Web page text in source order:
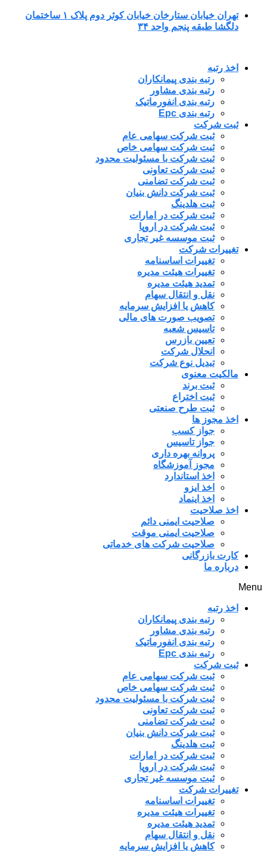
پرش
تهران خیابان ستارخان خیابان کوثر دوم پلاک ۱ ساختمان
دلگشا طبقه پنجم واحد ۳۴
اخذ رتبه
رتبه بندی پیمانکاران
رتبه بندی مشاور
رتبه بندی انفورماتیک
رتبه بندی Epc
ثبت شرکت
ثبت شرکت سهامی عام
ثبت شرکت سهامی خاص
ثبت شرکت با مسئولیت محدود
ثبت شرکت تعاونی
ثبت شرکت تضامنی
ثبت شرکت دانش بنیان
ثبت هلدینگ
ثبت شرکت در امارات
ثبت شرکت در اروپا
ثبت موسسه غیر تجاری
تغییرات شرکت
تغییرات اساسنامه
تغییرات هیئت مدیره
تمدید هیئت مدیره
نقل و انتقال سهام
کاهش یا افزایش سرمایه
تصویب صورت های مالی
تاسیس شعبه
تعیین بازرس
انحلال شرکت
تبدیل نوع شرکت
مالکیت معنوی
ثبت برند
ثبت اختراع
ثبت طرح صنعتی
اخذ مجوز ها
جواز کسب
جواز تاسیس
پروانه بهره داری
مجوز آموزشگاه
اخذ استاندارد
اخذ ایزو
اخذ اینماد
اخذ صلاحیت
صلاحیت ایمنی دائم
صلاحیت ایمنی موقت
صلاحیت شرکت های خدماتی
کارت بازرگانی
درباره ما
Menu
اخذ رتبه
رتبه بندی پیمانکاران
رتبه بندی مشاور
رتبه بندی انفورماتیک
رتبه بندی Epc
ثبت شرکت
ثبت شرکت سهامی عام
ثبت شرکت سهامی خاص
ثبت شرکت با مسئولیت محدود
ثبت شرکت تعاونی
ثبت شرکت تضامنی
ثبت شرکت دانش بنیان
ثبت هلدینگ
ثبت شرکت در امارات
ثبت شرکت در اروپا
ثبت موسسه غیر تجاری
تغییرات شرکت
تغییرات اساسنامه
تغییرات هیئت مدیره
تمدید هیئت مدیره
نقل و انتقال سهام
کاهش یا افزایش سرمایه